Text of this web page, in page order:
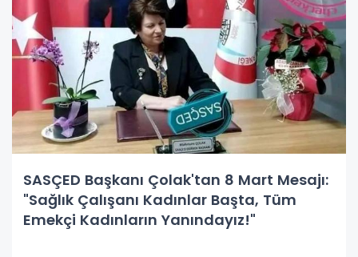
SASÇED Başkanı Çolak'tan 8 Mart Mesajı:
"Sağlık Çalışanı Kadınlar Başta, Tüm
Emekçi Kadınların Yanındayız!"